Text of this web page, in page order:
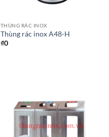
THÙNG RÁC INOX
Thùng rác inox A48-H
₫0